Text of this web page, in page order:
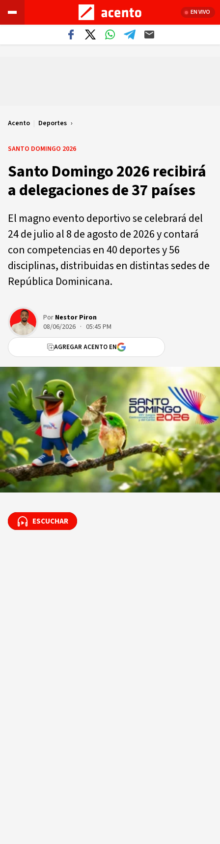
EN VIVO
Acento | Deportes
SANTO DOMINGO 2026
Santo Domingo 2026 recibirá
a delegaciones de 37 países
El magno evento deportivo se celebrará del
24 de julio al 8 de agosto de 2026 y contará
con competencias en 40 deportes y 56
disciplinas, distribuidas en distintas sedes de
República Dominicana.
Por Nestor Piron
08/06/2026 · 05:45 PM
AGREGAR ACENTO EN
ESCUCHAR
ESCUCHAR